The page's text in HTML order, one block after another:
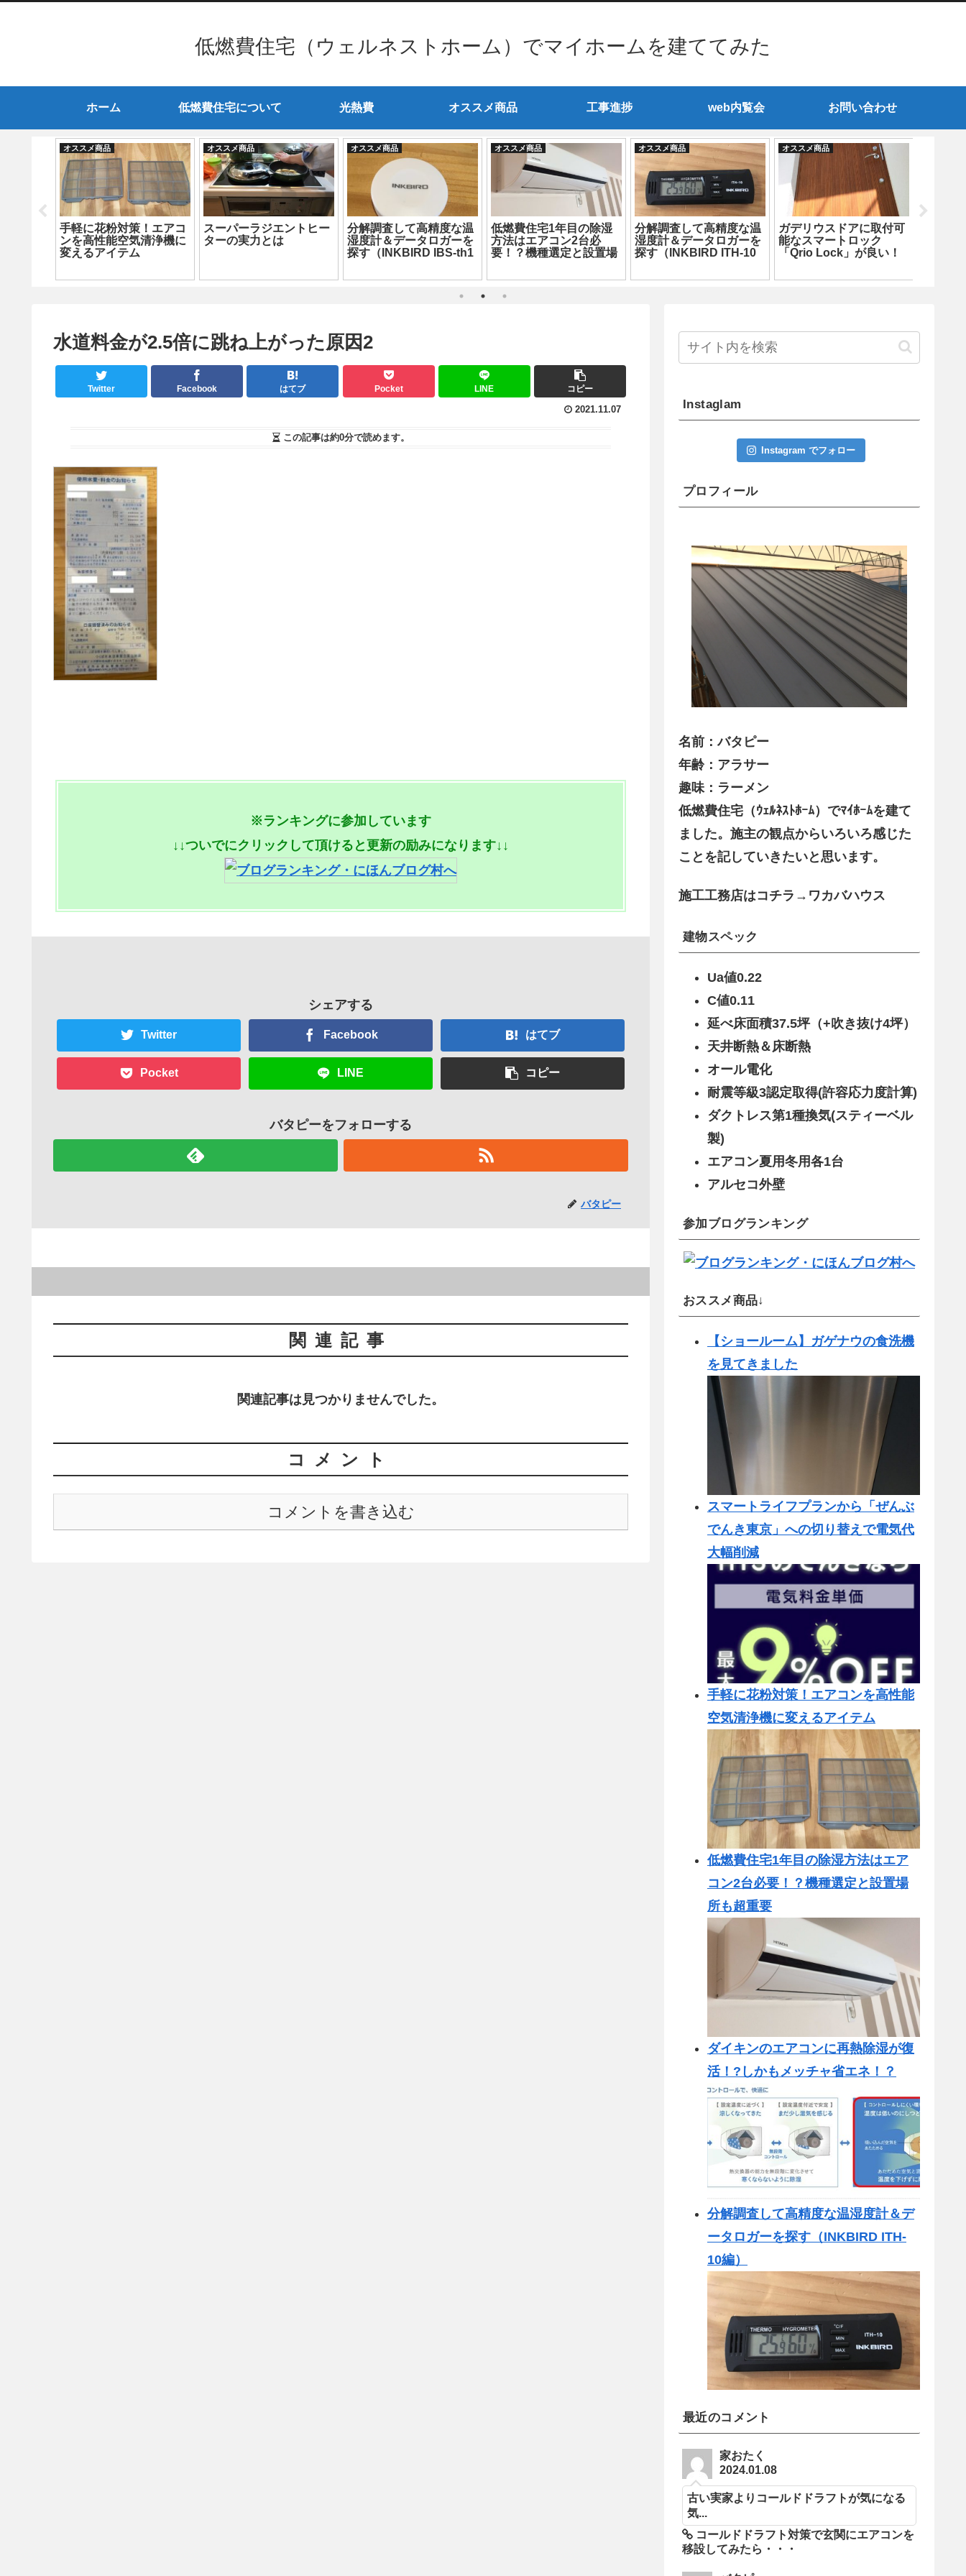
低燃費住宅（ウェルネストホーム）でマイホームを建ててみた
ホーム 低燃費住宅について 光熱費 オススメ商品 工事進捗 web内覧会 お問い合わせ
オススメ商品
手軽に花粉対策！エアコ
ンを高性能空気清浄機に
変えるアイテム
オススメ商品
スーパーラジエントヒー
ターの実力とは
オススメ商品
分解調査して高精度な温
湿度計＆データロガーを
探す（INKBIRD IBS-th1
オススメ商品
低燃費住宅1年目の除湿
方法はエアコン2台必
要！？機種選定と設置場
オススメ商品
分解調査して高精度な温
湿度計＆データロガーを
探す（INKBIRD ITH-10
オススメ商品
ガデリウスドアに取付可
能なスマートロック
「Qrio Lock」が良い！
水道料金が2.5倍に跳ね上がった原因2
Twitter Facebook はてブ Pocket LINE コピー
2021.11.07
この記事は約0分で読めます。
※ランキングに参加しています
↓↓ついでにクリックして頂けると更新の励みになります↓↓
シェアする
Twitter Facebook はてブ
Pocket LINE コピー
バタピーをフォローする
バタピー
関連記事
関連記事は見つかりませんでした。
コメント
コメントを書き込む
Instaglam
Instagram でフォロー
プロフィール
名前：バタピー
年齢：アラサー
趣味：ラーメン
低燃費住宅（ｳｪﾙﾈｽﾄﾎｰﾑ）でﾏｲﾎｰﾑを建て
ました。施主の観点からいろいろ感じた
ことを記していきたいと思います。
施工工務店はコチラ→ワカバハウス
建物スペック
Ua値0.22
C値0.11
延べ床面積37.5坪（+吹き抜け4坪）
天井断熱＆床断熱
オール電化
耐震等級3認定取得(許容応力度計算)
ダクトレス第1種換気(スティーベル
製)
エアコン夏用冬用各1台
アルセコ外壁
参加ブログランキング
おススメ商品↓
【ショールーム】ガゲナウの食洗機
を見てきました
スマートライフプランから「ぜんぶ
でんき東京」への切り替えで電気代
大幅削減
手軽に花粉対策！エアコンを高性能
空気清浄機に変えるアイテム
低燃費住宅1年目の除湿方法はエア
コン2台必要！？機種選定と設置場
所も超重要
ダイキンのエアコンに再熱除湿が復
活！?しかもメッチャ省エネ！？
分解調査して高精度な温湿度計＆デ
ータロガーを探す（INKBIRD ITH-
10編）
最近のコメント
家おたく
2024.01.08
古い実家よりコールドドラフトが気になる
気...
コールドドラフト対策で玄関にエアコンを
移設してみたら・・・